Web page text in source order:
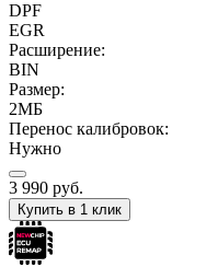
DPF
EGR
Расширение:
BIN
Размер:
2МБ
Перенос калибровок:
Нужно
3 990 руб.
Купить в 1 клик